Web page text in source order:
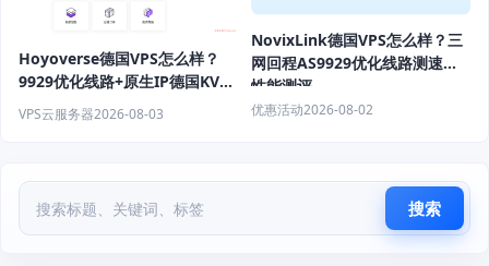
Hoyoverse德国VPS怎么样？
9929优化线路+原生IP德国KVM
VPS推荐
VPS云服务器2026-08-03
NovixLink德国VPS怎么样？三
网回程AS9929优化线路测速与
性能测评
优惠活动2026-08-02
搜索